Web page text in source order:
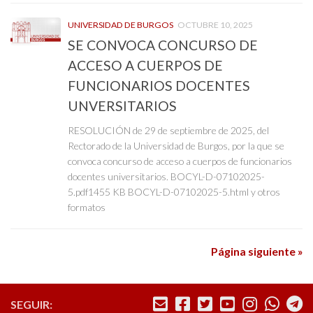
UNIVERSIDAD DE BURGOS OCTUBRE 10, 2025
SE CONVOCA CONCURSO DE
ACCESO A CUERPOS DE
FUNCIONARIOS DOCENTES
UNVERSITARIOS
RESOLUCIÓN de 29 de septiembre de 2025, del
Rectorado de la Universidad de Burgos, por la que se
convoca concurso de acceso a cuerpos de funcionarios
docentes universitarios. BOCYL-D-07102025-
5.pdf1455 KB BOCYL-D-07102025-5.html y otros
formatos
Página siguiente »
SEGUIR: